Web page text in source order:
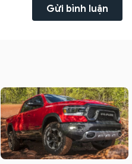
Gửi bình luận